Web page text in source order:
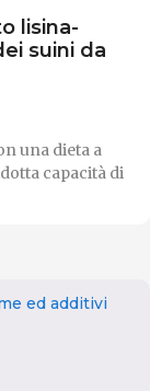
lisina-
suini da
una dieta a
capacità di
ed additivi